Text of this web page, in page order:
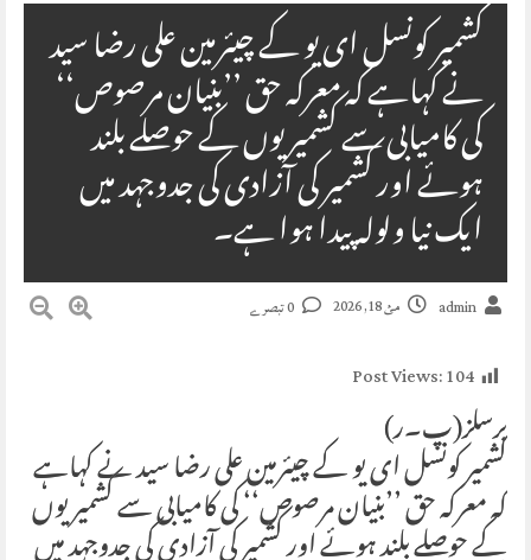
کشمیر کونسل ای یو کے چیئرمین علی رضا سید
نے کہاہے کہ معرکہ حق ’’بنیان مرصوص‘‘
کی کامیابی سے کشمیریوں کے حوصلے بلند
ہوئے اور کشمیر کی آزادی کی جدوجہد میں
ایک نیا ولولہ پیدا ہوا ہے۔
admin مئ 18, 2026
Post Views:104
برسلز(پ۔ر)
کشمیر کونسل ای یو کے چیئرمین علی رضا سید نے کہاہے
کہ معرکہ حق ’’بنیان مرصوص‘‘ کی کامیابی سے کشمیریوں